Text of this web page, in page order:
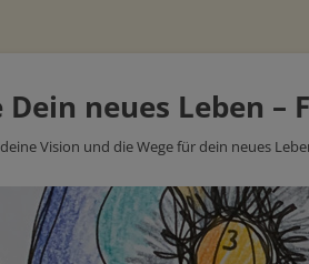
Dein neues Leben –
Vision und die Wege für dein neues